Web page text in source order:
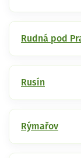
Rudná pod
Rusín
Rýmařov